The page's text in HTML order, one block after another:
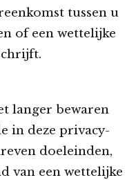
tussen u
of een wettelijke
langer bewaren
in deze privacy-
doeleinden,
van een wettelijke